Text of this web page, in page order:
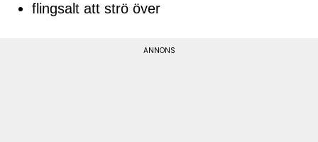
flingsalt att strö över